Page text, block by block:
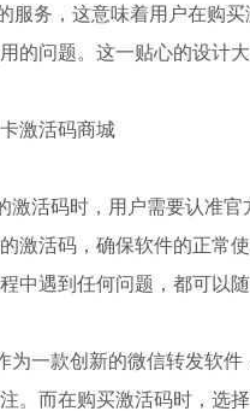
服务，这意味着用户在购
的问题。这一贴心的设计
激活码商城
激活码时，用户需要认准
激活码，确保软件的正常
中遇到任何问题，都可以
为一款创新的微信转发软
。而在购买激活码时，选